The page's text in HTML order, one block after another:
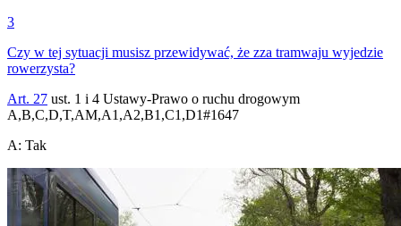
3
Czy w tej sytuacji musisz przewidywać, że zza tramwaju wyjedzie
rowerzysta?
Art. 27 ust. 1 i 4 Ustawy-Prawo o ruchu drogowym
A,B,C,D,T,AM,A1,A2,B1,C1,D1#1647
A: Tak